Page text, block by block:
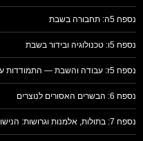
נספח 5ה: תחבורה בשבת
נספח 5ו: טכנולוגיה ובידור בשבת
נספח 5ז: עבודה והשבת — התמודדות עם אתגרי העולם האמיתי
נספח 6: הבשרים האסורים לנוצרים
נספח 7: בתולות, אלמנות וגרושות: הנישואין שה׳ מקבל